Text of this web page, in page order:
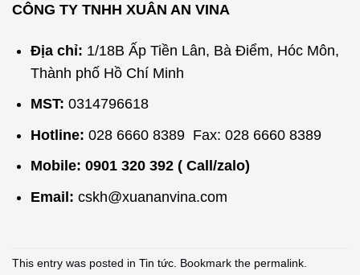
CÔNG TY TNHH XUÂN AN VINA
Địa chỉ: 1/18B Ấp Tiền Lân, Bà Điểm, Hóc Môn,
Thành phố Hồ Chí Minh
MST: 0314796618
Hotline: 028 6660 8389 Fax: 028 6660 8389
Mobile: 0901 320 392 ( Call/zalo)
Email: cskh@xuananvina.com
This entry was posted in Tin tức . Bookmark the permalink